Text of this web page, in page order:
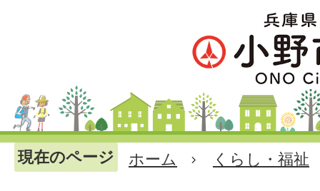
現在のページ ホーム くらし・福祉